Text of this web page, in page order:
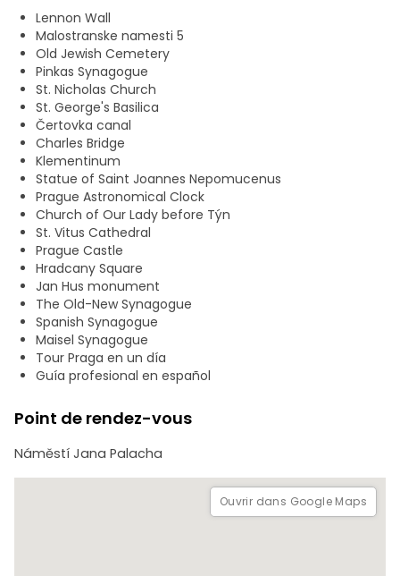
Dans la Vieille Ville de Prague, nous ferons une pause
déjeuner. Le guide vous recommandera quelques bons
restaurants et vous parlera des plats les plus délicieux de la
cuisine tchèque.
Après avoir repris des forces, nous nous rendrons sur la
place de la Vieille Ville pour voir, entre autres monuments,
la célèbre horloge astronomique de Prague. Vous
entendrez parler de son histoire et de ses légendes.
De là, nous nous rendrons dans le quartier juif de Prague,
aujourd'hui appelé Josefov. Nous nous promènerons dans
ses rues et visiterons ses synagogues, tout en écoutant
l'histoire de ce lieu mythique.
Nous terminerons notre visite dans la rue Pařížská.
Lennon Wall
Malostranske namesti 5
Old Jewish Cemetery
Pinkas Synagogue
St. Nicholas Church
St. George's Basilica
Čertovka canal
Charles Bridge
Klementinum
Statue of Saint Joannes Nepomucenus
Prague Astronomical Clock
Church of Our Lady before Týn
St. Vitus Cathedral
Prague Castle
Hradcany Square
Jan Hus monument
The Old-New Synagogue
Spanish Synagogue
Maisel Synagogue
Tour Praga en un día
Guía profesional en español
Point de rendez-vous
Náměstí Jana Palacha
Ouvrir dans Google Maps